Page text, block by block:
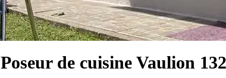
Poseur de cuisine Vaulion